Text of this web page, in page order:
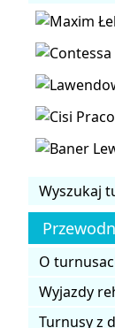
Wyszukaj
O
Wyjazdy
Turnusy z